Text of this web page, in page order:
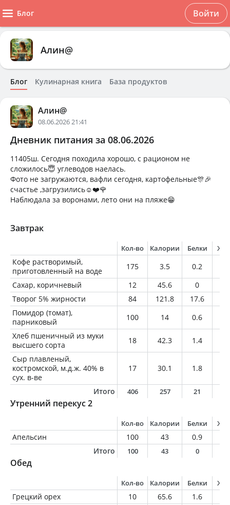
Блог Войти
Алин@
Блог Кулинарная книга База продуктов
Алин@
08.06.2026 21:41
Дневник питания за 08.06.2026
11405ш. Сегодня походила хорошо, с рационом не
сложилось😇 углеводов наелась.
Фото не загружаются, вафли сегодня, картофельные🎊🎉
счастье ,загрузились☺️❤️🌹
Наблюдала за воронами, лето они на пляже😁
Завтрак
Кол-во Калории Белки
Кофе растворимый,
приготовленный на воде
175 3.5 0.2
Сахар, коричневый
12 45.6 0
Творог 5% жирности
84 121.8 17.6
Помидор (томат),
парниковый
100 14 0.6
Хлеб пшеничный из муки
высшего сорта
18 42.3 1.4
Сыр плавленый,
костромской, м.д.ж. 40% в
сух. в-ве
17 30.1 1.8
Итого 406 257 21
Утренний перекус 2
Кол-во Калории Белки
Апельсин 100 43 0.9
Итого
100 43 0
Обед
Кол-во Калории Белки
Грецкий орех 10 65.6 1.6